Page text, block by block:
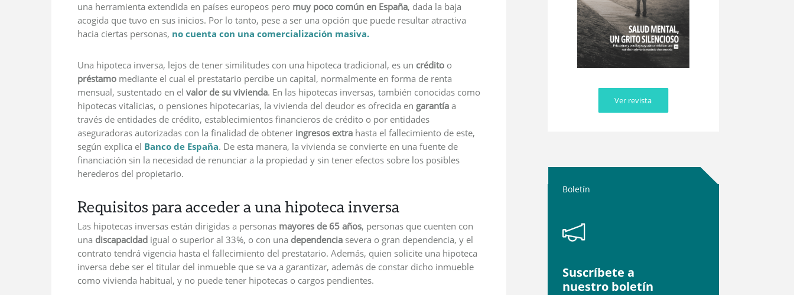
una herramienta extendida en países europeos pero muy poco común en España, dada la baja
acogida que tuvo en sus inicios. Por lo tanto, pese a ser una opción que puede resultar atractiva
hacia ciertas personas, no cuenta con una comercialización masiva.
Una hipoteca inversa, lejos de tener similitudes con una hipoteca tradicional, es un crédito o
préstamo mediante el cual el prestatario percibe un capital, normalmente en forma de renta
mensual, sustentado en el valor de su vivienda. En las hipotecas inversas, también conocidas como
hipotecas vitalicias, o pensiones hipotecarias, la vivienda del deudor es ofrecida en garantía a
través de entidades de crédito, establecimientos financieros de crédito o por entidades
aseguradoras autorizadas con la finalidad de obtener ingresos extra hasta el fallecimiento de este,
según explica el Banco de España. De esta manera, la vivienda se convierte en una fuente de
financiación sin la necesidad de renunciar a la propiedad y sin tener efectos sobre los posibles
herederos del propietario.
Requisitos para acceder a una hipoteca inversa
Las hipotecas inversas están dirigidas a personas mayores de 65 años, personas que cuenten con
una discapacidad igual o superior al 33%, o con una dependencia severa o gran dependencia, y el
contrato tendrá vigencia hasta el fallecimiento del prestatario. Además, quien solicite una hipoteca
inversa debe ser el titular del inmueble que se va a garantizar, además de constar dicho inmueble
como vivienda habitual, y no puede tener hipotecas o cargos pendientes.
Ver revista
Boletín
Suscríbete a
nuestro boletín